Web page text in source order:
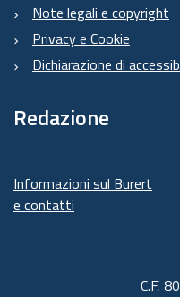
Note legali e copyright
Privacy e Cookie
Dichiarazione di
Redazione
Informazioni sul Burert
e contatti
C.F.